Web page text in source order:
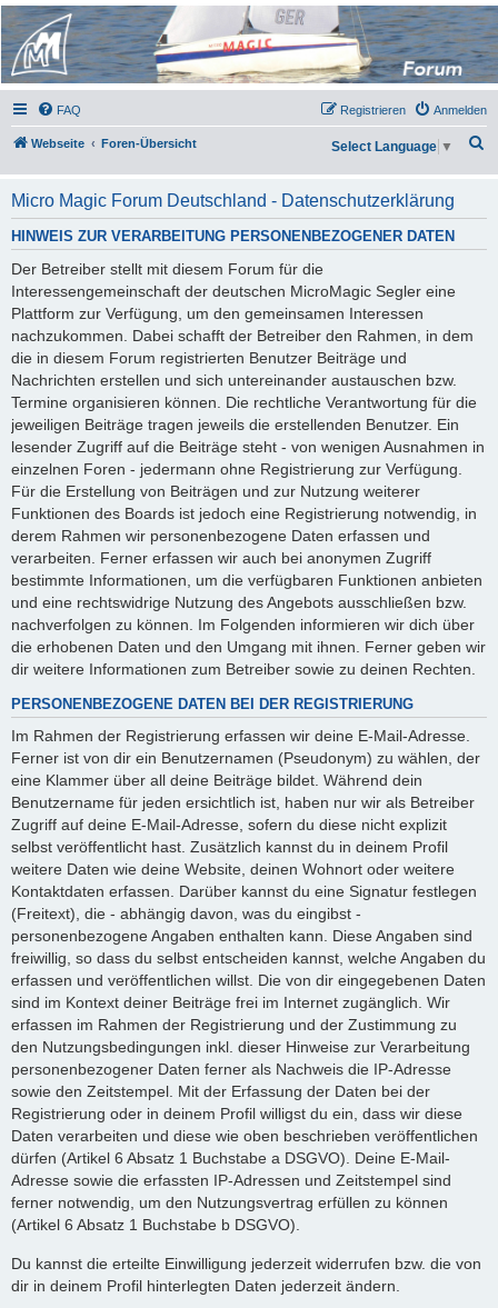
Micro Magic Forum
Deutschland
FAQ Anmelden
Registrieren
Webseite Foren-Übersicht
h
e
Select Language ▼
Micro Magic Forum Deutschland - Datenschutzerklärung
HINWEIS ZUR VERARBEITUNG PERSONENBEZOGENER DATEN
Der Betreiber stellt mit diesem Forum für die
Interessengemeinschaft der deutschen MicroMagic Segler eine
Plattform zur Verfügung, um den gemeinsamen Interessen
nachzukommen. Dabei schafft der Betreiber den Rahmen, in dem
die in diesem Forum registrierten Benutzer Beiträge und
Nachrichten erstellen und sich untereinander austauschen bzw.
Termine organisieren können. Die rechtliche Verantwortung für die
jeweiligen Beiträge tragen jeweils die erstellenden Benutzer. Ein
lesender Zugriff auf die Beiträge steht - von wenigen Ausnahmen in
einzelnen Foren - jedermann ohne Registrierung zur Verfügung.
Für die Erstellung von Beiträgen und zur Nutzung weiterer
Funktionen des Boards ist jedoch eine Registrierung notwendig, in
derem Rahmen wir personenbezogene Daten erfassen und
verarbeiten. Ferner erfassen wir auch bei anonymen Zugriff
bestimmte Informationen, um die verfügbaren Funktionen anbieten
und eine rechtswidrige Nutzung des Angebots ausschließen bzw.
nachverfolgen zu können. Im Folgenden informieren wir dich über
die erhobenen Daten und den Umgang mit ihnen. Ferner geben wir
dir weitere Informationen zum Betreiber sowie zu deinen Rechten.
PERSONENBEZOGENE DATEN BEI DER REGISTRIERUNG
Im Rahmen der Registrierung erfassen wir deine E-Mail-Adresse.
Ferner ist von dir ein Benutzernamen (Pseudonym) zu wählen, der
eine Klammer über all deine Beiträge bildet. Während dein
Benutzername für jeden ersichtlich ist, haben nur wir als Betreiber
Zugriff auf deine E-Mail-Adresse, sofern du diese nicht explizit
selbst veröffentlicht hast. Zusätzlich kannst du in deinem Profil
weitere Daten wie deine Website, deinen Wohnort oder weitere
Kontaktdaten erfassen. Darüber kannst du eine Signatur festlegen
(Freitext), die - abhängig davon, was du eingibst -
personenbezogene Angaben enthalten kann. Diese Angaben sind
freiwillig, so dass du selbst entscheiden kannst, welche Angaben du
erfassen und veröffentlichen willst. Die von dir eingegebenen Daten
sind im Kontext deiner Beiträge frei im Internet zugänglich. Wir
erfassen im Rahmen der Registrierung und der Zustimmung zu
den Nutzungsbedingungen inkl. dieser Hinweise zur Verarbeitung
personenbezogener Daten ferner als Nachweis die IP-Adresse
sowie den Zeitstempel. Mit der Erfassung der Daten bei der
Registrierung oder in deinem Profil willigst du ein, dass wir diese
Daten verarbeiten und diese wie oben beschrieben veröffentlichen
dürfen (Artikel 6 Absatz 1 Buchstabe a DSGVO). Deine E-Mail-
Adresse sowie die erfassten IP-Adressen und Zeitstempel sind
ferner notwendig, um den Nutzungsvertrag erfüllen zu können
(Artikel 6 Absatz 1 Buchstabe b DSGVO).
Du kannst die erteilte Einwilligung jederzeit widerrufen bzw. die von
dir in deinem Profil hinterlegten Daten jederzeit ändern.